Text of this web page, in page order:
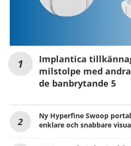
Implantica
milstolpe med
de banbrytande 5
Ny Hyperfine Swoop
enklare och snabbare